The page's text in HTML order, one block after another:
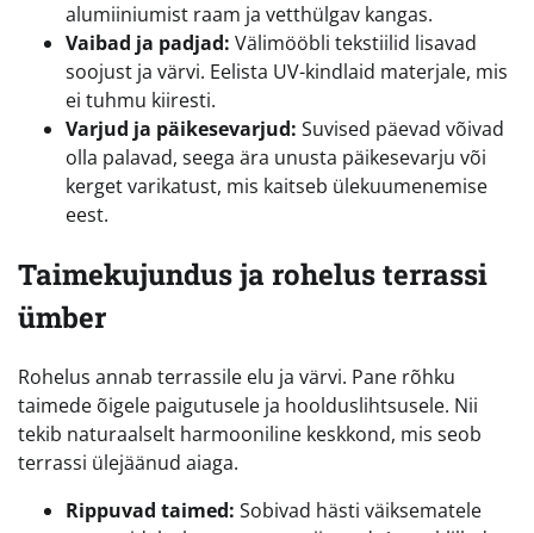
alumiiniumist raam ja vetthülgav kangas.
Vaibad ja padjad: Välimööbli tekstiilid lisavad
soojust ja värvi. Eelista UV-kindlaid materjale, mis
ei tuhmu kiiresti.
Varjud ja päikesevarjud: Suvised päevad võivad
olla palavad, seega ära unusta päikesevarju või
kerget varikatust, mis kaitseb ülekuumenemise
eest.
Taimekujundus ja rohelus terrassi
ümber
Rohelus annab terrassile elu ja värvi. Pane rõhku
taimede õigele paigutusele ja hoolduslihtsusele. Nii
tekib naturaalselt harmooniline keskkond, mis seob
terrassi ülejäänud aiaga.
Rippuvad taimed: Sobivad hästi väiksematele